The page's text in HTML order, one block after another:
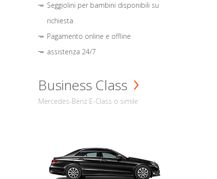
Seggiolini per bambini disponibili su
richiesta
Pagamento online e offline
assistenza 24/7
Business Class
Mercedes-Benz E-Class o simile